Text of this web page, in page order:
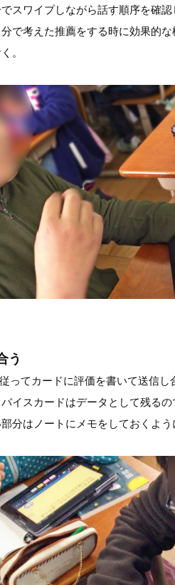
スワイプしながら話す順序を確
で考えた推薦をする時に効果的
。
う
ってカードに評価を書いて送信
イスカードはデータとして残る
分はノートにメモをしておくよう